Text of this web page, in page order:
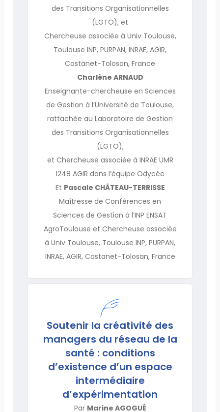
des Transitions Organisationnelles
(LGTO), et
Chercheuse associée à Univ Toulouse,
Toulouse INP, PURPAN, INRAE, AGIR,
Castanet-Tolosan, France
Charlène ARNAUD
Enseignante-chercheuse en Sciences
de Gestion à l’Université de Toulouse,
rattachée au Laboratoire de Gestion
des Transitions Organisationnelles
(LGTO),
et Chercheuse associée à INRAE UMR
1248 AGIR dans l’équipe Odycée
Et Pascale CHÂTEAU-TERRISSE
Maîtresse de Conférences en
Sciences de Gestion à l’INP ENSAT
AgroToulouse et Chercheuse associée
à Univ Toulouse, Toulouse INP, PURPAN,
INRAE, AGIR, Castanet-Tolosan, France
Soutenir la créativité des
managers du réseau de la
santé : conditions
d’existence d’un espace
intermédiaire
d’expérimentation
Par Marine AGOGUÉ